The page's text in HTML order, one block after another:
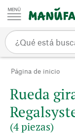
Ir al contenido
Página de inicio
Rueda
(4 piezas)